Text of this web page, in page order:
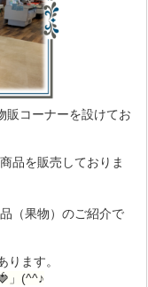
販コーナーを設けてお
品を販売しておりま
（果物）のご紹介で
ります。
」(^^♪